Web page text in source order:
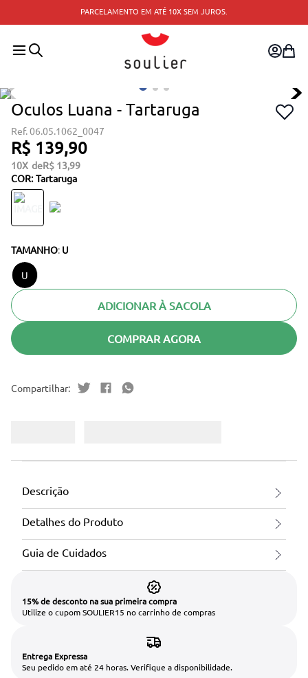
PARCELAMENTO EM ATÉ 10X SEM JUROS.
Oculos Luana - Tartaruga
06.05.1062_0047
R$ 139,90
10 R$ 13,99
COR: Tartaruga
TAMANHO: U
U
ADICIONAR À SACOLA
COMPRAR AGORA
Descrição
Detalhes do Produto
Guia de Cuidados
15% de desconto na sua primeira compra
Utilize o cupom SOULIER15 no carrinho de compras
Entrega Expressa
Seu pedido em até 24 horas. Verifique a disponibilidade.